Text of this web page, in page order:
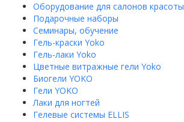
Оборудование для салонов красоты
Подарочные наборы
Семинары, обучение
Гель-краски Yoko
Гель-лаки Yoko
Цветные витражные гели Yoko
Биогели YOKO
Гели YOKO
Лаки для ногтей
Гелевые системы ELLIS